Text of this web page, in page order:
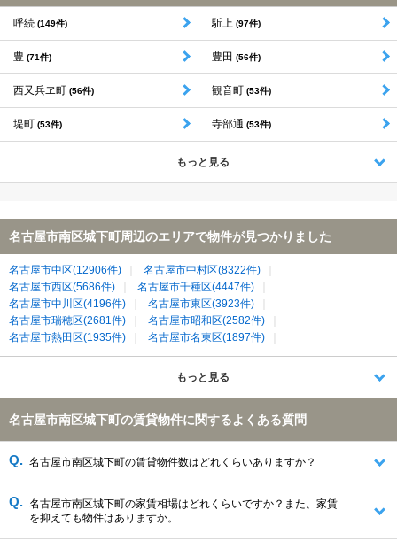
呼続 (149件) 駈上 (97件)
豊 (71件) 豊田 (56件)
西又兵ヱ町 (56件) 観音町 (53件)
堤町 (53件) 寺部通 (53件)
もっと見る
名古屋市南区城下町周辺のエリアで物件が見つかりました
名古屋市中区(12906件)
名古屋市中村区(8322件)
名古屋市西区(5686件)
名古屋市千種区(4447件)
名古屋市中川区(4196件)
名古屋市東区(3923件)
名古屋市瑞穂区(2681件)
名古屋市昭和区(2582件)
名古屋市熱田区(1935件)
名古屋市名東区(1897件)
名古屋市南区(1859件)
名古屋市天白区(1751件)
名古屋市港区(1035件)
もっと見る
名古屋市南区城下町の賃貸物件に関するよくある質問
名古屋市南区城下町の賃貸物件数はどれくらいありますか？
名古屋市南区城下町の家賃相場はどれくらいですか？また、家賃
を抑えても物件はありますか。